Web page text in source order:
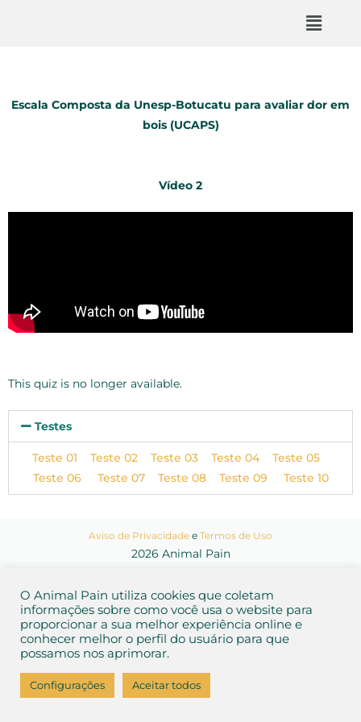
Escala Composta da Unesp-Botucatu para avaliar dor em
bois (UCAPS)
Vídeo 2
This quiz is no longer available.
Testes
Teste 01 Teste 02 Teste 03 Teste 04
Teste 05
Teste 06 Teste 07 Teste 08 Teste 09 Teste 10
Aviso de Privacidade e Termos de Uso
2026 Animal Pain
O Animal Pain utiliza cookies que coletam
informações sobre como você usa o website para
proporcionar a sua melhor experiência online e
conhecer melhor o perfil do usuário para que
possamos nos aprimorar.
Configurações Aceitar todos